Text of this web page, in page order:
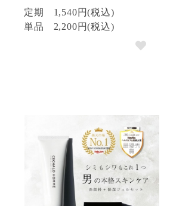
定期
1,540円(税込)
単品
2,200円(税込)